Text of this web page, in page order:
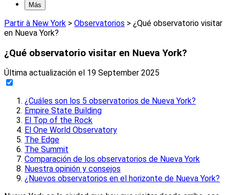
Más
Partir à New York > Observatorios > ¿Qué observatorio visitar
en Nueva York?
¿Qué observatorio visitar en Nueva York?
Última actualización el 19 September 2025
¿Cuáles son los 5 observatorios de Nueva York?
Empire State Building
El Top of the Rock
El One World Observatory
The Edge
The Summit
Comparación de los observatorios de Nueva York
Nuestra opinión y consejos
¿Nuevos observatorios en el horizonte de Nueva York?